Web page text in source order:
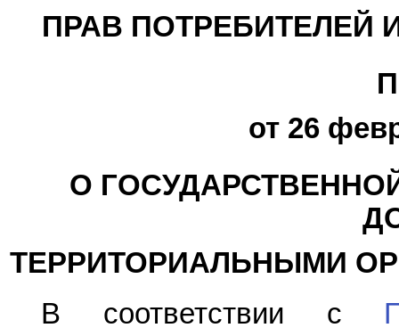
ПРАВ ПОТРЕБИТЕЛЕЙ
от 26
О
ТЕРРИТОРИАЛЬНЫМИ
В соответствии с